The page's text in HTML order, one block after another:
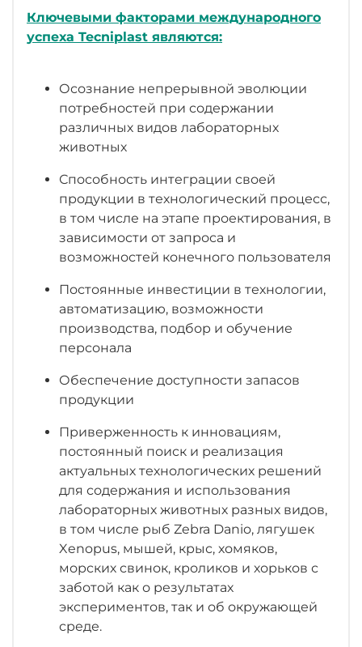
Ключевыми факторами международного
успеха Tecniplast являются:
Осознание непрерывной эволюции
потребностей при содержании
различных видов лабораторных
животных
Способность интеграции своей
продукции в технологический процесс,
в том числе на этапе проектирования, в
зависимости от запроса и
возможностей конечного пользователя
Постоянные инвестиции в технологии,
автоматизацию, возможности
производства, подбор и обучение
персонала
Обеспечение доступности запасов
продукции
Приверженность к инновациям,
постоянный поиск и реализация
актуальных технологических решений
для содержания и использования
лабораторных животных разных видов,
в том числе рыб Zebra Danio, лягушек
Xenopus, мышей, крыс, хомяков,
морских свинок, кроликов и хорьков с
заботой как о результатах
экспериментов, так и об окружающей
среде.